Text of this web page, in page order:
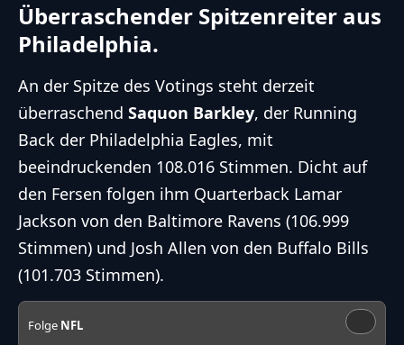
Überraschender Spitzenreiter aus
Philadelphia.
An der Spitze des Votings steht derzeit
überraschend Saquon Barkley, der Running
Back der Philadelphia Eagles, mit
beeindruckenden 108.016 Stimmen. Dicht auf
den Fersen folgen ihm Quarterback Lamar
Jackson von den Baltimore Ravens (106.999
Stimmen) und Josh Allen von den Buffalo Bills
(101.703 Stimmen).
Folge NFL